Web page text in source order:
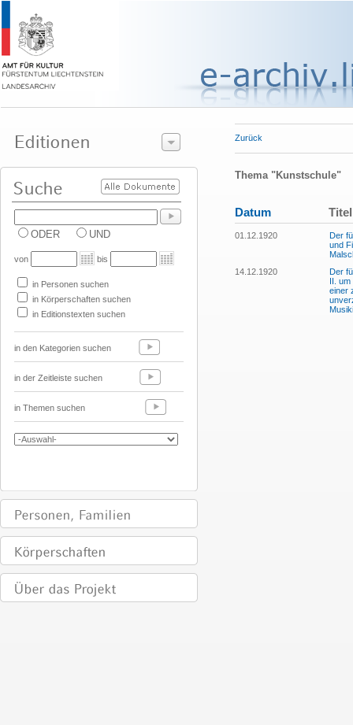
ODER UND
von bis
in Personen suchen
in Körperschaften suchen
in Editionstexten suchen
in den Kategorien suchen
in der Zeitleiste suchen
in Themen suchen
Zurück
Thema "Kunstschule"
Datum Titel
01.12.1920
Der
und
14.12.1920
Der
II.
einer